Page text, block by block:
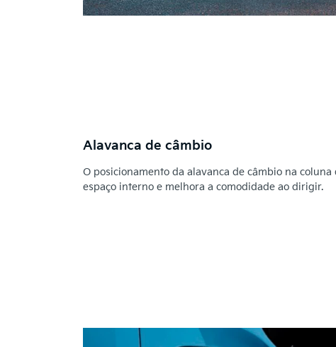
Alavanca de câmbio
O posicionamento da alavanca de câmbio na
espaço interno e melhora a comodidade ao dirigir.